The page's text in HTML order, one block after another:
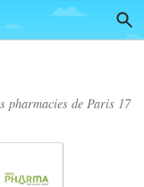
pharmacies de Paris 17